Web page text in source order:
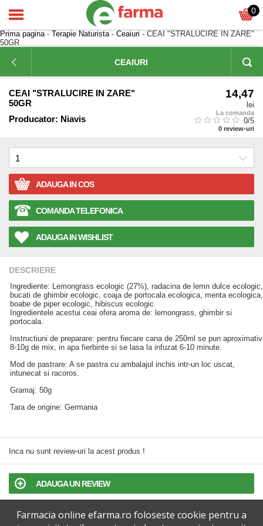
0
Prima pagina- Terapie Naturista- Ceaiuri - CEAI "STRALUCIRE IN ZARE"
50GR
CEAIURI
CEAI "STRALUCIRE IN ZARE"
50GR
Producator: Niavis
14,47
lei
La comanda
0/5
0 review-uri
ADAUGA IN COS
COMANDA TELEFONICA
ADAUGA IN WISHLIST
DESCRIERE
Ingrediente: Lemongrass ecologic (27%), radacina de lemn dulce ecologic,
bucati de ghimbir ecologic, coaja de portocala ecologica, menta ecologica,
boabe de piper ecologic, hibiscus ecologic
Ingredientele acestui ceai ofera aroma de: lemongrass, ghimbir si
portocala.
Instructiuni de preparare: pentru fiecare cana de 250ml se pun aproximativ
8-10g de mix, in apa fierbinte si se lasa la infuzat 6-10 minute.
Mod de pastrare: A se pastra cu ambalajul inchis intr-un loc uscat,
intunecat si racoros.
Gramaj: 50g
Tara de origine: Germania
Inca nu sunt review-uri la acest produs !
ADAUGA UN REVIEW
TERMENI SI CONDITII
Farmacia online efarma.ro foloseste cookie pentru a